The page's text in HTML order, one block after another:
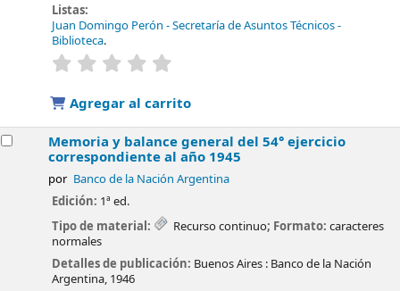
Listas:
Juan Domingo Perón - Secretaría de Asuntos Técnicos -
Biblioteca.
valoración
Agregar al carrito
Memoria y balance general del 54° ejercicio
correspondiente al año 1945
por Banco de la Nación Argentina
Edición: 1ª ed.
Tipo de material:
Recurso continuo; Formato: caracteres
normales
Detalles de publicación: Buenos Aires : Banco de la Nación
Argentina, 1946